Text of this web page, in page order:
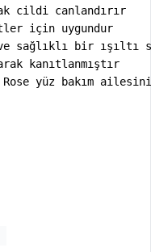
cildi canlandırır
için uygundur
sağlıklı bir ışıltı
kanıtlanmıştır
yüz bakım